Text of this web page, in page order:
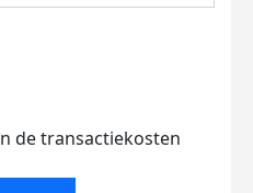
de transactiekosten